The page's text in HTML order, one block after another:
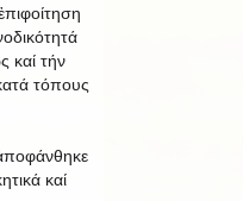
καί τήν
τόπους
καί